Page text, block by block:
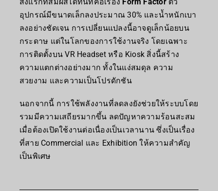
สิ่งแรกที่สัมผัสได้ทันทีคือเรื่อง Form Factorตัว
อุปกรณ์มีขนาดเล็กลงประมาณ 30% และน้ำหนักเบา
ลงอย่างชัดเจน การเปลี่ยนแปลงนี้อาจดูเล็กน้อยบน
กระดาษ แต่ในโลกของการใช้งานจริง โดยเฉพาะ
การติดตั้งบน VR Headset หรือ Kiosk สิ่งนี้สร้าง
ความแตกต่างอย่างมาก ทั้งในแง่สมดุล ความ
สวยงาม และความเป็นโปรดักชัน
นอกจากนี้ การใช้พลังงานที่ลดลงยังช่วยให้ระบบโดย
รวมมีความเสถียรมากขึ้น ลดปัญหาความร้อนสะสม
เมื่อต้องเปิดใช้งานต่อเนื่องเป็นเวลานาน ซึ่งเป็นเรื่อง
ที่สาย Commercial และ Exhibition ให้ความสำคัญ
เป็นพิเศษ